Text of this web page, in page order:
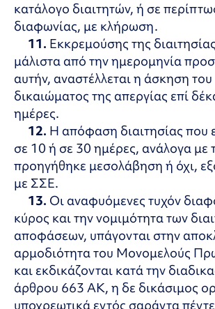
κατάλογο διαιτητών, ή σε
διαφωνίας, με κλήρωση.
11. Εκκρεμούσης της
μάλιστα από την ημερομηνία
αυτήν, αναστέλλεται η άσκηση του
δικαιώματος της απεργίας επί
ημέρες.
12. Η απόφαση διαιτησίας που
σε 10 ή σε 30 ημέρες, ανάλογα με
προηγήθηκε μεσολάβηση ή όχι,
με ΣΣΕ.
13. Οι αναφυόμενες τυχόν
κύρος και την νομιμότητα των
αποφάσεων, υπάγονται στην
αρμοδιότητα του Μονομελούς
και εκδικάζονται κατά την
άρθρου 663 ΑΚ, η δε δικάσιμος
υποχρεωτικά εντός σαράντα